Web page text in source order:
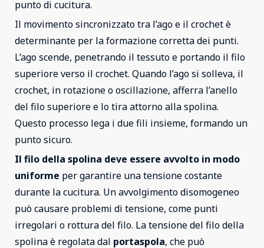
punto di cucitura.
Il movimento sincronizzato tra l’ago e il crochet è
determinante per la formazione corretta dei punti.
L’ago scende, penetrando il tessuto e portando il filo
superiore verso il crochet. Quando l’ago si solleva, il
crochet, in rotazione o oscillazione, afferra l’anello
del filo superiore e lo tira attorno alla spolina.
Questo processo lega i due fili insieme, formando un
punto sicuro.
Il filo della spolina deve essere avvolto in modo
uniforme per garantire una tensione costante
durante la cucitura. Un avvolgimento disomogeneo
può causare problemi di tensione, come punti
irregolari o rottura del filo. La tensione del filo della
spolina è regolata dal portaspola, che può